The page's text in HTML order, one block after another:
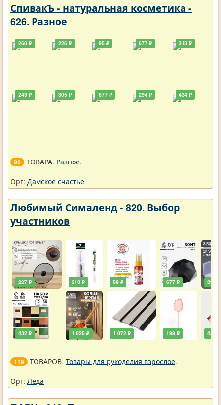
СпивакЪ - натуральная косметика -
626. Разное
260 ₽
243 ₽
226 ₽
305 ₽
95 ₽
677 ₽
677 ₽
294 ₽
313 ₽
434 ₽
92 ТОВАРА. Разное.
Орг: Дамское счастье
Любимый Сималенд - 820. Выбор
участников
227 ₽
432 ₽
218 ₽
1 625 ₽
59 ₽
1 072 ₽
677 ₽
199 ₽
290 ₽
432 ₽
119 ТОВАРОВ. Товары для рукоделия взрослое.
Орг: Леда